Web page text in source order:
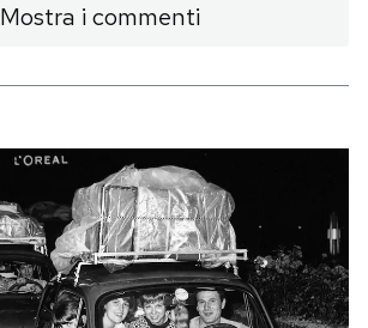
Mostra i commenti